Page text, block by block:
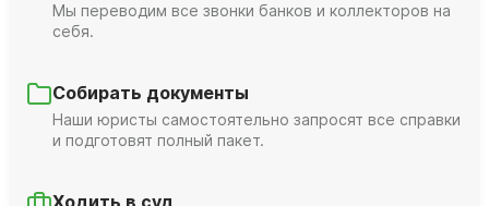
Мы переводим все звонки банков и коллекторов на
себя.
Собирать документы
Наши юристы самостоятельно запросят все справки
и подготовят полный пакет.